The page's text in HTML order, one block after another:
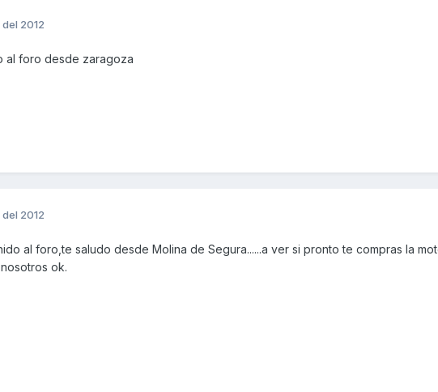
2012
al foro desde zaragoza
2012
al foro,te saludo desde Molina de Segura......a ver si pronto te compras la
ok.